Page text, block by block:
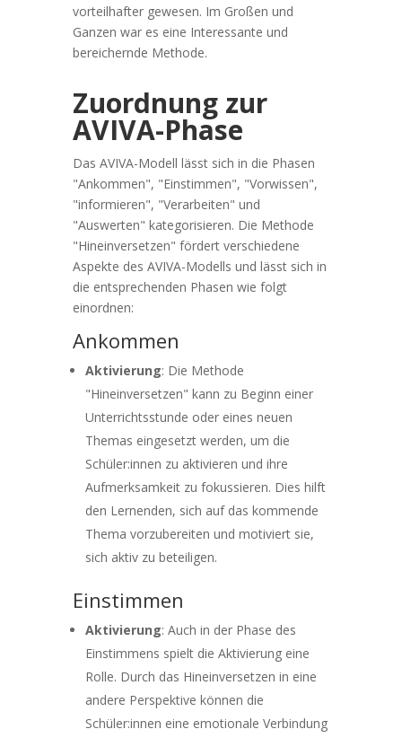
vorteilhafter gewesen. Im Großen und
Ganzen war es eine Interessante und
bereichernde Methode.
Zuordnung zur
AVIVA-Phase
Das AVIVA-Modell lässt sich in die Phasen
"Ankommen", "Einstimmen", "Vorwissen",
"informieren", "Verarbeiten" und
"Auswerten" kategorisieren. Die Methode
"Hineinversetzen" fördert verschiedene
Aspekte des AVIVA-Modells und lässt sich in
die entsprechenden Phasen wie folgt
einordnen:
Ankommen
Aktivierung: Die Methode
"Hineinversetzen" kann zu Beginn einer
Unterrichtsstunde oder eines neuen
Themas eingesetzt werden, um die
Schüler:innen zu aktivieren und ihre
Aufmerksamkeit zu fokussieren. Dies hilft
den Lernenden, sich auf das kommende
Thema vorzubereiten und motiviert sie,
sich aktiv zu beteiligen.
Einstimmen
Aktivierung: Auch in der Phase des
Einstimmens spielt die Aktivierung eine
Rolle. Durch das Hineinversetzen in eine
andere Perspektive können die
Schüler:innen eine emotionale Verbindung